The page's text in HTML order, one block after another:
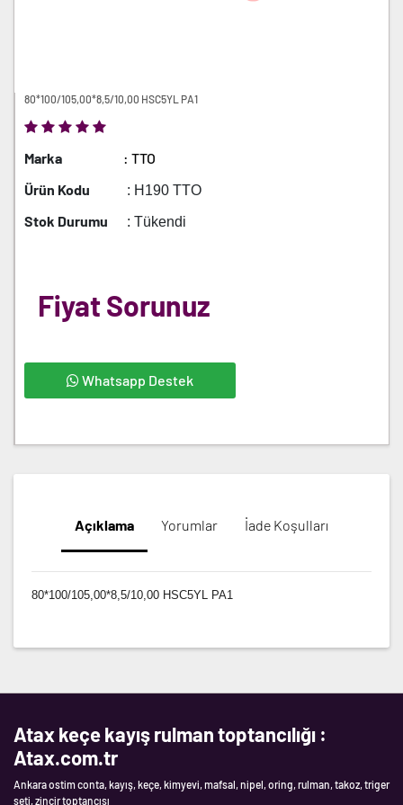
80*100/105,00*8,5/10,00 HSC5YL PA1
Marka
: TTO
Ürün Kodu
: H190 TTO
Stok Durumu : Tükendi
Fiyat Sorunuz
Whatsapp Destek
Açıklama Yorumlar İade Koşulları
80*100/105,00*8,5/10,00 HSC5YL PA1
Atax keçe kayış rulman toptancılığı :
Atax.com.tr
Ankara ostim conta, kayış, keçe, kimyevi, mafsal, nipel, oring, rulman, takoz, triger
seti, zincir toptancısı